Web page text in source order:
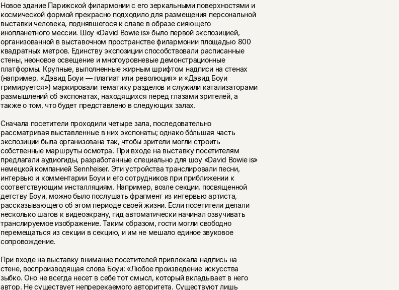
Новое здание Парижской филармонии с его зеркальными поверхностями и
космической формой прекрасно подходило для размещения персональной
выставки человека, поднявшегося к славе в образе сияющего
инопланетного мессии. Шоу «David Bowie is» было первой экспозицией,
организованной в выставочном пространстве филармонии площадью 800
квадратных метров. Единству экспозиции способствовали расписанные
стены, неоновое освещение и многоуровневые демонстрационные
платформы. Крупные, выполненные жирным шрифтом надписи на стенах
(например, «Дэвид Боуи — плагиат или революция» и «Дэвид Боуи
гримируется») маркировали тематику разделов и служили катализаторами
размышлений об экспонатах, находящихся перед глазами зрителей, а
также о том, что будет представлено в следующих залах.
Сначала посетители проходили четыре зала, последовательно
рассматривая выставленные в них экспонаты; однако бóльшая часть
экспозиции была организована так, чтобы зрители могли строить
собственные маршруты осмотра. При входе на выставку посетителям
предлагали аудиогиды, разработанные специально для шоу «David Bowie is»
немецкой компанией Sennheiser. Эти устройства транслировали песни,
интервью и комментарии Боуи и его сотрудников при приближении к
соответствующим инсталляциям. Например, возле секции, посвященной
детству Боуи, можно было послушать фрагмент из интервью артиста,
рассказывающего об этом периоде своей жизни. Если посетители делали
несколько шагов к видеоэкрану, гид автоматически начинал озвучивать
транслируемое изображение. Таким образом, гости могли свободно
перемещаться из секции в секцию, и им не мешало единое звуковое
сопровождение.
При входе на выставку внимание посетителей привлекала надпись на
стене, воспроизводящая слова Боуи: «Любое произведение искусства
зыбко. Оно не всегда несет в себе тот смысл, который вкладывает в него
автор. Не существует непререкаемого авторитета. Существуют лишь